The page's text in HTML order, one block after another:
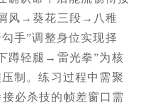
风→葵花三段→八稚
手”调整身位实现择
蹲轻腿→雷光拳”为核
制。练习过程中需聚
必杀技的帧差窗口需